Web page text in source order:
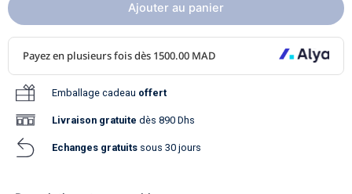
Ajouter au panier
Emballage cadeau offert
Livraison gratuite dès 890 Dhs
Echanges gratuits sous 30 jours